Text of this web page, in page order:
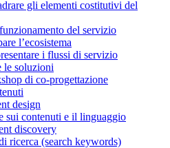
gli elementi costitutivi del
del servizio
l’ecosistema
i flussi di servizio
le soluzioni
di co-progettazione
design
sui contenuti e il linguaggio
discovery
ricerca (search keywords)